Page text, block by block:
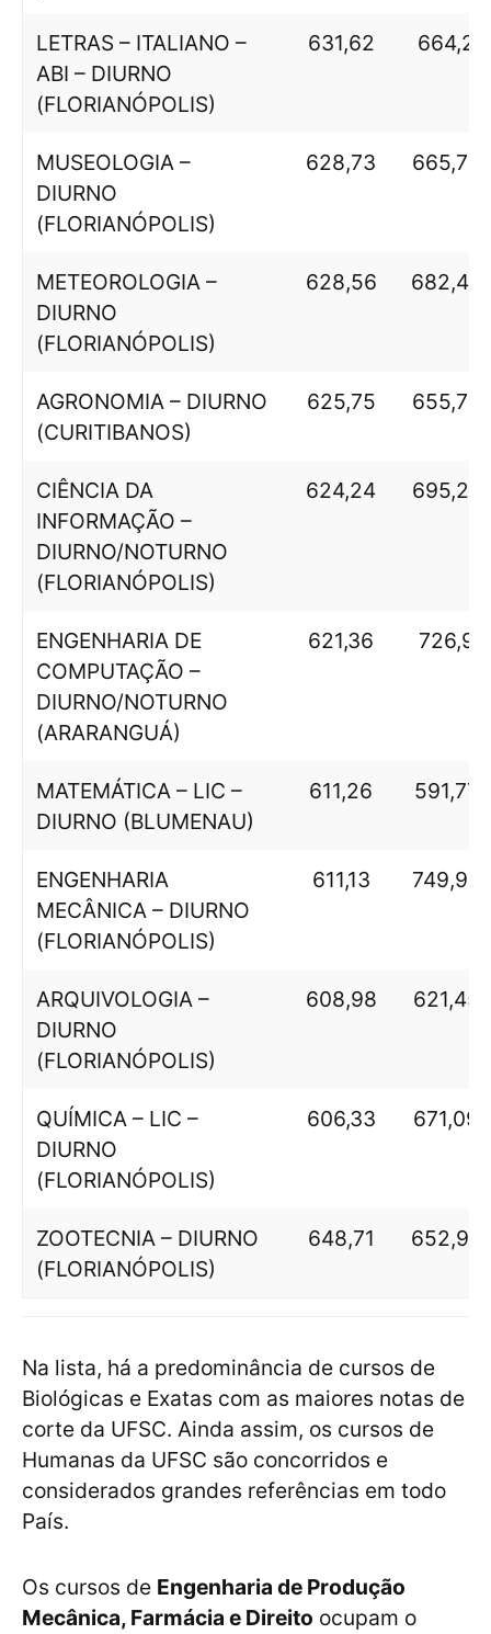
LETRAS – ITALIANO –
ABI – DIURNO
(FLORIANÓPOLIS)
631,62 664,2
MUSEOLOGIA –
DIURNO
(FLORIANÓPOLIS)
628,73 665,78
METEOROLOGIA –
DIURNO
(FLORIANÓPOLIS)
628,56 682,47
AGRONOMIA – DIURNO
(CURITIBANOS)
625,75 655,76
CIÊNCIA DA
INFORMAÇÃO –
DIURNO/NOTURNO
(FLORIANÓPOLIS)
624,24 695,27
ENGENHARIA DE
COMPUTAÇÃO –
DIURNO/NOTURNO
(ARARANGUÁ)
621,36 726,9
MATEMÁTICA – LIC –
DIURNO (BLUMENAU)
611,26 591,77
ENGENHARIA
MECÂNICA – DIURNO
(FLORIANÓPOLIS)
611,13 749,98
ARQUIVOLOGIA –
DIURNO
(FLORIANÓPOLIS)
608,98 621,45
QUÍMICA – LIC –
DIURNO
(FLORIANÓPOLIS)
606,33 671,09
ZOOTECNIA – DIURNO
(FLORIANÓPOLIS)
648,71 652,98
Na lista, há a predominância de cursos de
Biológicas e Exatas com as maiores notas de
corte da UFSC. Ainda assim, os cursos de
Humanas da UFSC são concorridos e
considerados grandes referências em todo
País.
Os cursos de Engenharia de Produção
Mecânica, Farmácia e Direito ocupam o